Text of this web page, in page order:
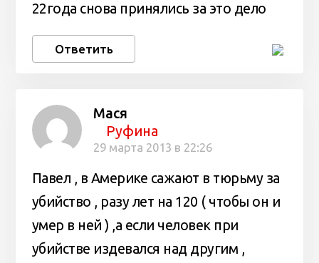
22года снова принялись за это дело
Ответить
Мася
Руфина
29 марта 2013 в 22:26
Павел , в Америке сажают в тюрьму за
убийство , разу лет на 120 ( чтобы он и
умер в ней ) ,а если человек при
убийстве издевался над другим ,